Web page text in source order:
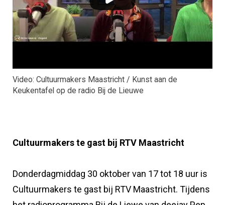
Video: Cultuurmakers Maastricht / Kunst aan de
Keukentafel op de radio Bij de Lieuwe
Cultuurmakers te gast bij RTV Maastricht
Donderdagmiddag 30 oktober van 17 tot 18 uur is
Cultuurmakers te gast bij RTV Maastricht. Tijdens